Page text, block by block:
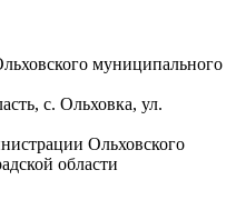
муниципального
с. Ольховка, ул.
Ольховского
области